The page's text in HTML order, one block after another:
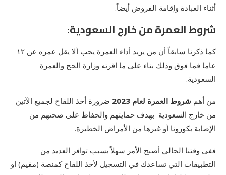
أثناء العبادة وإقامة الفروض أيضاً.
شروط العمرة من خارج السعودية:
كما ذكرنا سابقاً أن من يريد أداء العمرة يجب ألا يقل عمره عن ١٢
عاما فما فوق وذلك بناء على ما اقرته وزارة الحج والعمرة
السعودية.
من أهم شروط العمرة لعام 2023
ضرورة أخذ اللقاح لجميع الآتين
من خارج السعودية بهدف حمايتهم والحفاظ على صحتهم من
الإصابة بكورونا أو غيرها من الأمراض الخطيرة.
ففى وقتنا الحالي أصبح الأمر سهلاً بسبب توافر العديد من
التطبيقات التي تساعدك في التسجيل لأخذ اللقاح كمنصة (مقيم) او